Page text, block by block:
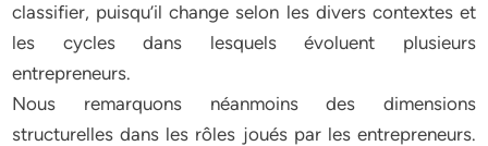
classifier, puisqu’il change selon les divers contextes et
les cycles dans lesquels évoluent plusieurs
entrepreneurs.
Nous remarquons néanmoins des dimensions
structurelles dans les rôles joués par les entrepreneurs.